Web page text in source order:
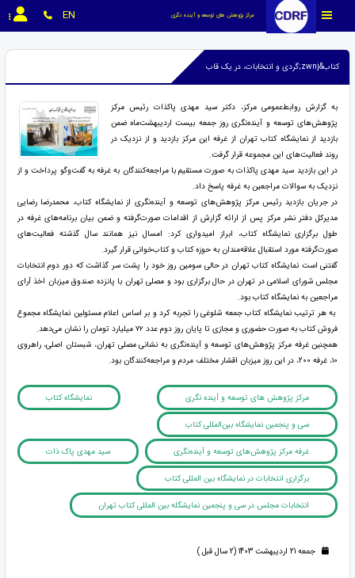
مرکز پژوهش های توسعه و آینده نگری EN
کتاب&zwnj;گردی و انتخابات، در یک قاب
به گزارش روابط‌عمومی مرکز، دکتر سید مهدی پاکذات رئیس مرکز
پژوهش‌های توسعه و آینده‌نگری روز جمعه بیست اردیبهشت‌ماه ضمن
بازدید از نمایشگاه کتاب تهران از غرفه این مرکز بازدید و از نزدیک در
روند فعالیت‌های این مجموعه قرار گرفت.
در این بازدید سید مهدی پاکذات به صورت مستقیم با مراجعه‌کنندگان به غرفه به گفت‌وگو پرداخت و از
نزدیک به سوالات مراجعین به غرفه پاسخ داد.
در جریان بازدید رئیس مرکز پژوهش‌های توسعه و آینده‌نگری از نمایشگاه کتاب، محمدرضا رضایی
مدیرکل دفتر نشر مرکز پس از ارائه گزارش از اقدامات صورت‌گرفته و ضمن بیان برنامه‌های غرفه در
طول برگزاری نمایشگاه کتاب، ابراز امیدواری کرد: امسال نیز همانند سال گذشته فعالیت‌های
صورت‌گرفته مورد استقبال علاقه‌مندان به حوزه کتاب و کتاب‌خوانی قرار گیرد.
گفتنی است نمایشگاه کتاب تهران در حالی سومین روز خود را پشت سر گذاشت که دور دوم انتخابات
مجلس شورای اسلامی در تهران در حال برگزاری بود و مصلی تهران با پانزده صندوق میزبان اخذ آرای
مراجعین به نمایشگاه کتاب بود.
به هر ترتیب نمایشگاه کتاب جمعه شلوغی را تجربه کرد و بر اساس اعلام مسئولین نمایشگاه مجموع
فروش کتاب به صورت حضوری و مجازی تا پایان روز دوم عدد ۷۲ میلیارد تومان را نشان می‌دهد.
همچنین غرفه مرکز پژوهش‌های توسعه و آینده‌نگری به نشانی مصلی تهران، شبستان اصلی، راهروی
۱۰، غرفه 200، در این روز میزبان اقشار مختلف مردم و مراجعه‌کنندگان بود.
مرکز پژوهش های توسعه و آینده نگری نمایشگاه کتاب
سی و پنجمین نمایشگاه بین‌المللی کتاب
غرفه مرکز پژوهش‌های توسعه و آینده‌نگری سید مهدی پاک ذات
برگزاری انتخابات در نمایشگاه بین المللی کتاب
انتخابات مجلس در سی و پنجمین نمایشگله بین المللی کتاب تهران
جمعه 21 اردیبهشت 1403 (2 سال قبل )